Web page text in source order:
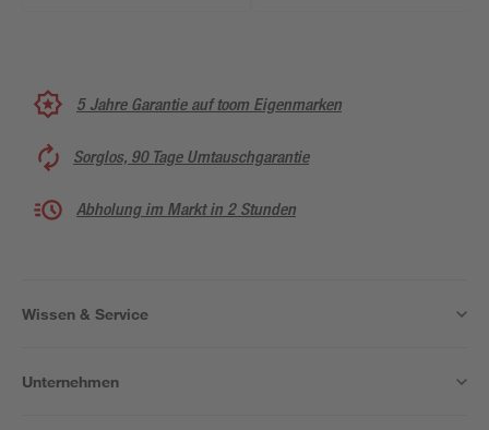
5 Jahre Garantie auf toom Eigenmarken
Sorglos, 90 Tage Umtauschgarantie
Abholung im Markt in 2 Stunden
Wissen & Service
Unternehmen